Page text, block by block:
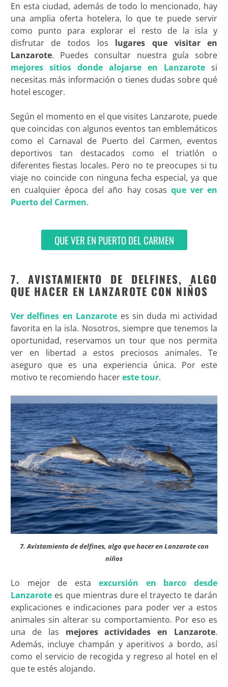
En esta ciudad, además de todo lo mencionado, hay
una amplia oferta hotelera, lo que te puede servir
como punto para explorar el resto de la isla y
disfrutar de todos los lugares que visitar en
Lanzarote. Puedes consultar nuestra guía sobre
mejores sitios donde alojarse en Lanzarote si
necesitas más información o tienes dudas sobre qué
hotel escoger.
Según el momento en el que visites Lanzarote, puede
que coincidas con algunos eventos tan emblemáticos
como el Carnaval de Puerto del Carmen, eventos
deportivos tan destacados como el triatlón o
diferentes fiestas locales. Pero no te preocupes si tu
viaje no coincide con ninguna fecha especial, ya que
en cualquier época del año hay cosas que ver en
Puerto del Carmen.
QUE VER EN PUERTO DEL CARMEN
7. AVISTAMIENTO DE DELFINES, ALGO
QUE HACER EN LANZAROTE CON NIÑOS
Ver delfines en Lanzarote es sin duda mi actividad
favorita en la isla. Nosotros, siempre que tenemos la
oportunidad, reservamos un tour que nos permita
ver en libertad a estos preciosos animales. Te
aseguro que es una experiencia única. Por este
motivo te recomiendo hacereste tour.
7. Avistamiento de delfines, algo que hacer en Lanzarote con
niños
Lo mejor de esta excursión en barco desde
Lanzarotees que mientras dure el trayecto te darán
explicaciones e indicaciones para poder ver a estos
animales sin alterar su comportamiento. Por eso es
una de las mejores actividades en Lanzarote.
Además, incluye champán y aperitivos a bordo, así
como el servicio de recogida y regreso al hotel en el
que te estés alojando.